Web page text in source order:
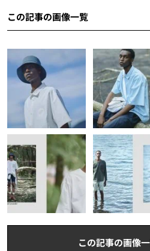
この記事の画像一覧
この記事の画像